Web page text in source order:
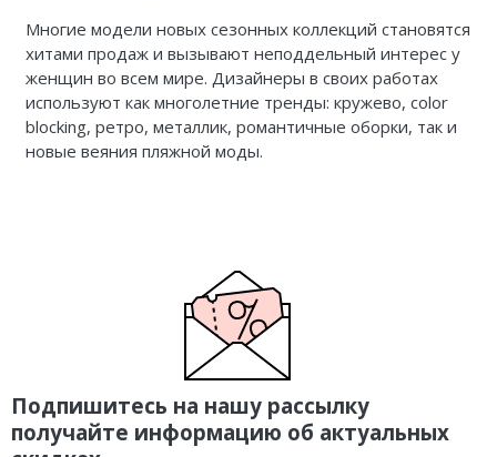
Многие модели новых сезонных коллекций становятся
хитами продаж и вызывают неподдельный интерес у
женщин во всем мире. Дизайнеры в своих работах
используют как многолетние тренды: кружево, color
blocking, ретро, металлик, романтичные оборки, так и
новые веяния пляжной моды.
Подпишитесь на нашу рассылку
получайте информацию об актуальных